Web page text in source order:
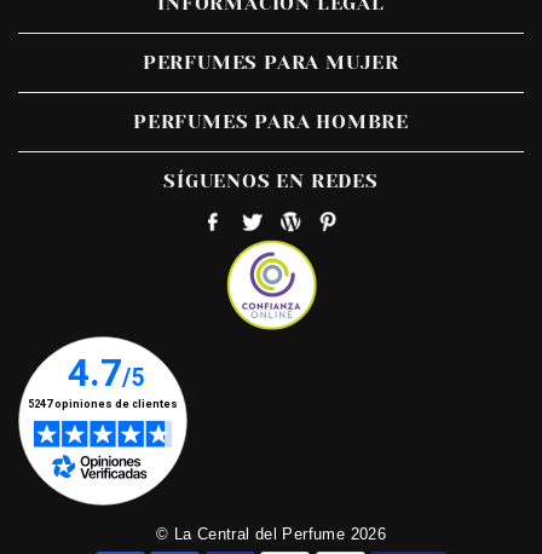
PERFUMES PARA MUJER
PERFUMES PARA HOMBRE
SÍGUENOS EN REDES
© La Central del Perfume 2026